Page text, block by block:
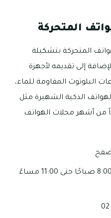
المتحركة
المتحركة بتشكيلة
إلى تقديمه لأجهزة
البلوتوث المقاومة للماء،
الذكية الشهيرة مثل
من أشهر محلات الهواتف
من الساعة 8:00 صباحًا حتى 11:00 مساءً